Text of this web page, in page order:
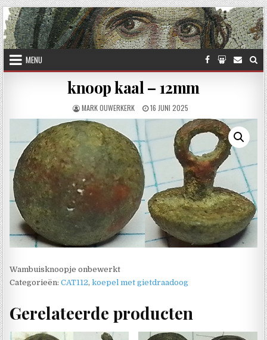
Skip to content
MENU
knoop kaal – 12mm
AUTHOR:
MARK OUWERKERK PUBLISHED DATE:
16 JUNI 2025
Wambuisknoopje onbewerkt
Categorieën:CAT112,koepel met gietdraadoog
Gerelateerde producten